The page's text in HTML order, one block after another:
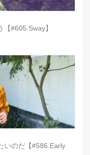
#605.Sway】
いのだ【#586.Early